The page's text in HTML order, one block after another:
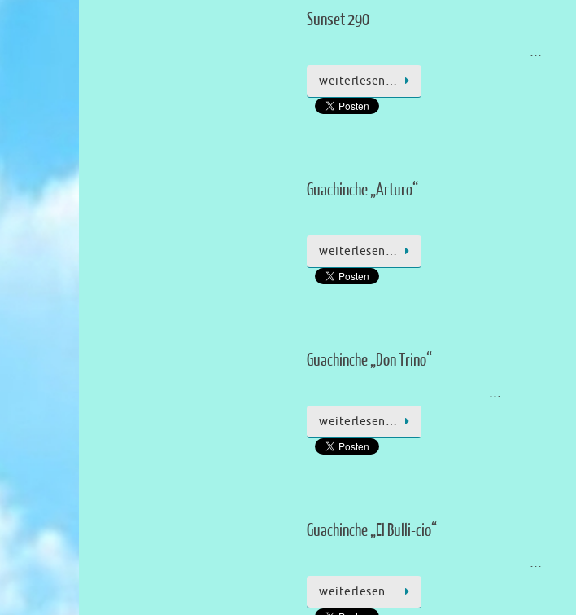
Sunset 290
…
weiterlesen…
Guachinche „Arturo“
…
weiterlesen…
Guachinche „Don Trino“
…
weiterlesen…
Guachinche „El Bulli-cio“
…
weiterlesen…